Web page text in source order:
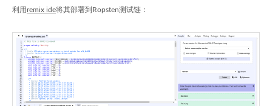
利用remix ide将其部署到Ropsten测试链：